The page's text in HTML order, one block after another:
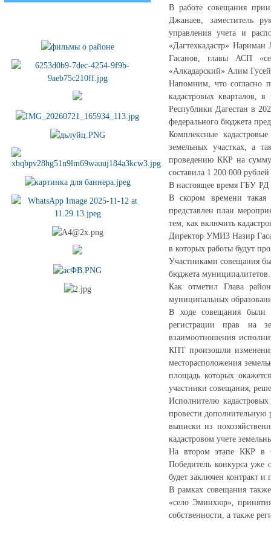
В работе совещания
Джанаев, заместитель
управления учета и
«Дагтехкадастр»
Гасанов, главы АСП
«Алкадарский» Алим
Напомним, что согласно
кадастровых кварталов,
Республики Дагестан в
федерального бюджета
Комплексные
земельных участках, а
проведению ККР на сумму
составила 1 200 000
В настоящее время ГБУ РД
В скором времени такая
представлен план
тем, как включить
Директор УМИЗ Назир
в которых работы будут
Участниками совещания
бюджета муниципалитетов.
Как отметил Глава
муниципальных
В ходе совещания были
регистрации прав на
взаимоотношения
КПТ произошли
месторасположения
площадь которых
участники совещания,
Исполнителю
провести дополнительную
выписки из
кадастровом учете
На втором этапе ККР в
Победитель конкурса
будет заключен контракт и
В рамках совещания
«село Эминхюр»,
собственности, а также